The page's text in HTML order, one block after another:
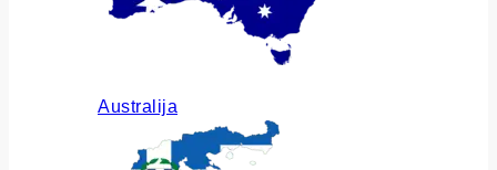
Australija